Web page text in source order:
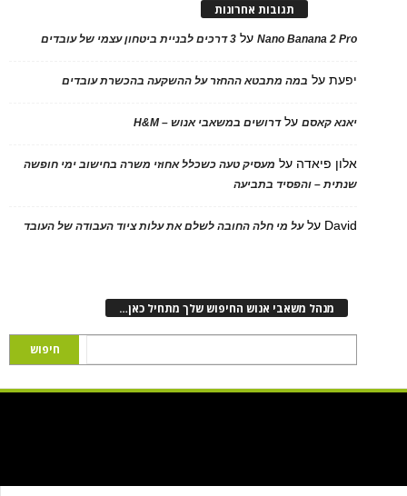
תגובות אחרונות
Nano Banana 2 Proעל 3 דרכים לבניית ביטחון עצמי של עובדים
יפעתעל במה מתבטא ההחזר על ההשקעה בהכשרת עובדים
יאנא קאסםעלדרושים במשאבי אנוש – H&M
אלון פיאדה על מעסיק טעה כשכלל אחוזי משרה בחישוב ימי חופשה
שנתית – והפסיד בתביעה
David עלעל מי חלה החובה לשלם את עלות ציוד העבודה של העובד
מנהל משאבי אנוש החיפוש שלך מתחיל כאן…